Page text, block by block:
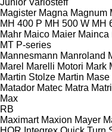
Magister Magna Magnum
MH 400 P MH 500 W MH
Mahr Maico Maier Mainca
MT P-series
Mannesmann Manroland
Marel Marelli Motori Mark
Martin Stolze Martin
Matador Matec Matra
Max
RB
Maximart Maxion Mayer